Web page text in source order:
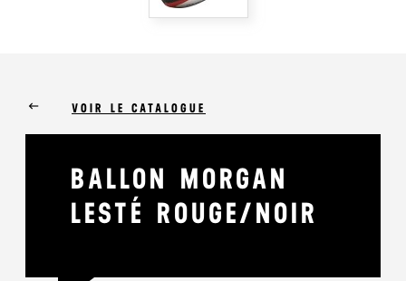
keyboard_backspace VOIR LE CATALOGUE
BALLON MORGAN
LESTÉ ROUGE/NOIR